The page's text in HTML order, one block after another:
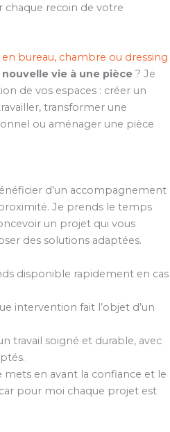
chaque recoin de votre
bureau, chambre ou dressing
nouvelle vie à une pièce ? Je
de vos espaces : créer un
transformer une
ou aménager une pièce
d’un accompagnement
Je prends le temps
un projet qui vous
des solutions adaptées.
disponible rapidement en cas
intervention fait l’objet d’un
travail soigné et durable, avec
mets en avant la confiance et le
pour moi chaque projet est